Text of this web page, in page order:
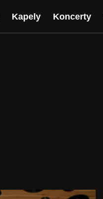
Kapely Koncerty